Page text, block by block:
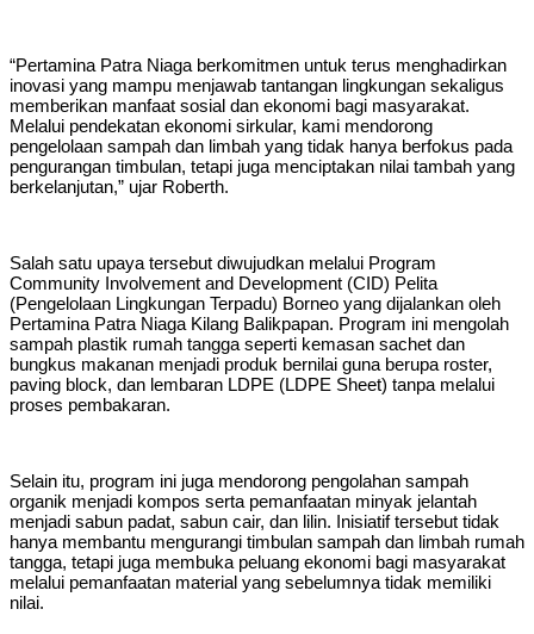
“Pertamina Patra Niaga berkomitmen untuk terus menghadirkan
inovasi yang mampu menjawab tantangan lingkungan sekaligus
memberikan manfaat sosial dan ekonomi bagi masyarakat.
Melalui pendekatan ekonomi sirkular, kami mendorong
pengelolaan sampah dan limbah yang tidak hanya berfokus pada
pengurangan timbulan, tetapi juga menciptakan nilai tambah yang
berkelanjutan,” ujar Roberth.
Salah satu upaya tersebut diwujudkan melalui Program
Community Involvement and Development (CID) Pelita
(Pengelolaan Lingkungan Terpadu) Borneo yang dijalankan oleh
Pertamina Patra Niaga Kilang Balikpapan. Program ini mengolah
sampah plastik rumah tangga seperti kemasan sachet dan
bungkus makanan menjadi produk bernilai guna berupa roster,
paving block, dan lembaran LDPE (LDPE Sheet) tanpa melalui
proses pembakaran.
Selain itu, program ini juga mendorong pengolahan sampah
organik menjadi kompos serta pemanfaatan minyak jelantah
menjadi sabun padat, sabun cair, dan lilin. Inisiatif tersebut tidak
hanya membantu mengurangi timbulan sampah dan limbah rumah
tangga, tetapi juga membuka peluang ekonomi bagi masyarakat
melalui pemanfaatan material yang sebelumnya tidak memiliki
nilai.